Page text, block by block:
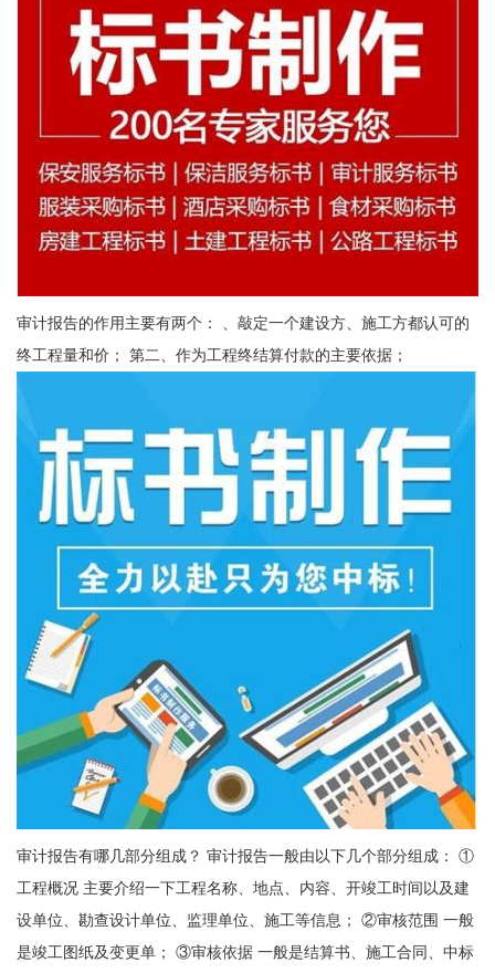
审计报告的作用主要有两个： 、敲定一个建设方、施工方都认可的
终工程量和价； 第二、作为工程终结算付款的主要依据；
审计报告有哪几部分组成？ 审计报告一般由以下几个部分组成： ①
工程概况 主要介绍一下工程名称、地点、内容、开竣工时间以及建
设单位、勘查设计单位、监理单位、施工等信息； ②审核范围 一般
是竣工图纸及变更单； ③审核依据 一般是结算书、施工合同、中标